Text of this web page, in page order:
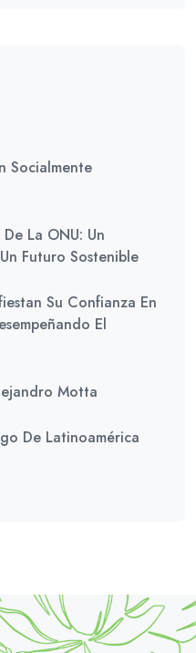
Socialmente
La ONU: Un
Futuro Sostenible
Su Confianza En
El
Motta
De Latinoamérica